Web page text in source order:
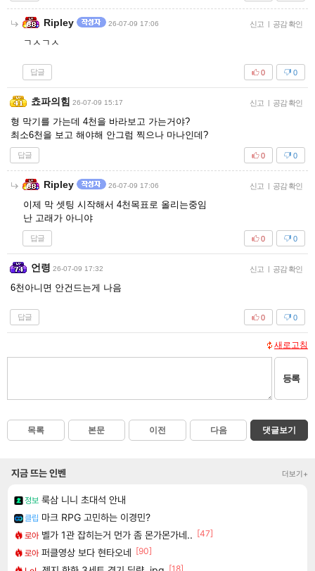
Ripley 26-07-09 17:06 신고 | 공감 확인
ㄱㅅㄱㅅ
답글 0
0
쵸파의힘 26-07-09 15:17 신고 | 공감 확인
형 막기를 가는데 4천을 바라보고 가는거야?
최소6천을 보고 해야해 안그럼 찍으나 마나인데?
답글 0
0
Ripley 26-07-09 17:06 신고 | 공감 확인
이제 막 셋팅 시작해서 4천목표로 올리는중임
난 고래가 아니야
답글 0
0
언령 26-07-09 17:32 신고 | 공감 확인
6천아니면 안건드는게 나음
답글 0
0
새로고침
등록
목록 본문 이전 다음 댓글보기
지금 뜨는 인벤 더보기+
정보 룩삼 니니 초대석 안내
클립 마크 RPG 고민하는 이경민?
로아 벨가 1관 잡히는거 먼가 좀 몬가몬가네.. [47]
로아 퍼클영상 보다 현타오네 [90]
[18]